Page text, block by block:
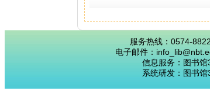
服务热线：0574-
电子邮件：
信息服务：图书馆
系统研发：图书馆